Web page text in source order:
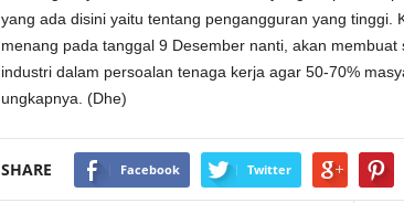
yang ada disini yaitu tentang pengangguran yang tinggi.
menang pada tanggal 9 Desember nanti, akan
industri dalam persoalan tenaga kerja agar 50-70%
ungkapnya. (Dhe)
SHARE Facebook Twitter